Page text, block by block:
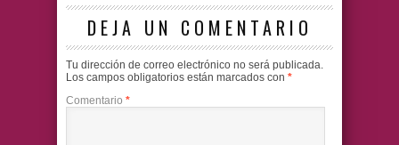
DEJA UN COMENTARIO
Tu dirección de correo electrónico no será publicada.
Los campos obligatorios están marcados con *
Comentario *